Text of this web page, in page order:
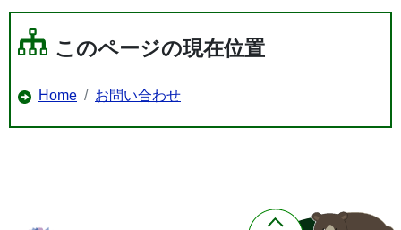
このページの現在位置
Home お問い合わせ